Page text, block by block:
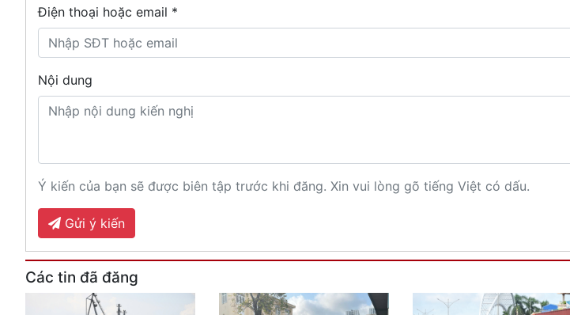
Điện thoại hoặc email *
Nội dung
Ý kiến của bạn sẽ được biên tập trước khi đăng. Xin vui lòng gõ tiếng Việt có dấu.
Gửi ý kiến
Các tin đã đăng